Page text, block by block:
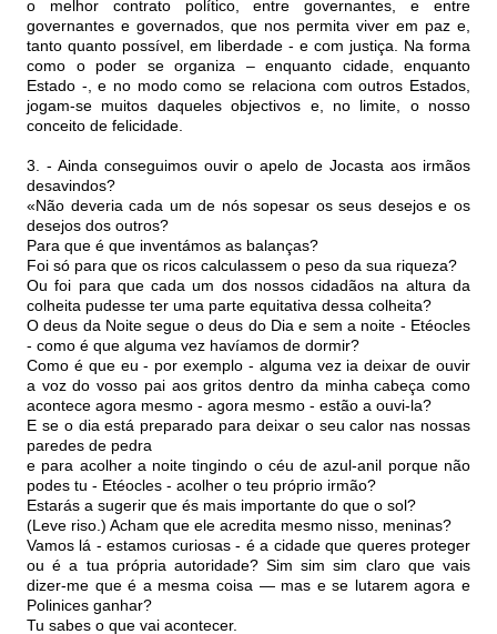
o melhor contrato político, entre governantes, e entre
governantes e governados, que nos permita viver em paz e,
tanto quanto possível, em liberdade - e com justiça. Na forma
como o poder se organiza – enquanto cidade, enquanto
Estado -, e no modo como se relaciona com outros Estados,
jogam-se muitos daqueles objectivos e, no limite, o nosso
conceito de felicidade.
3. - Ainda conseguimos ouvir o apelo de Jocasta aos irmãos
desavindos?
«Não deveria cada um de nós sopesar os seus desejos e os
desejos dos outros?
Para que é que inventámos as balanças?
Foi só para que os ricos calculassem o peso da sua riqueza?
Ou foi para que cada um dos nossos cidadãos na altura da
colheita pudesse ter uma parte equitativa dessa colheita?
O deus da Noite segue o deus do Dia e sem a noite - Etéocles
- como é que alguma vez havíamos de dormir?
Como é que eu - por exemplo - alguma vez ia deixar de ouvir
a voz do vosso pai aos gritos dentro da minha cabeça como
acontece agora mesmo - agora mesmo - estão a ouvi-la?
E se o dia está preparado para deixar o seu calor nas nossas
paredes de pedra
e para acolher a noite tingindo o céu de azul-anil porque não
podes tu - Etéocles - acolher o teu próprio irmão?
Estarás a sugerir que és mais importante do que o sol?
(Leve riso.) Acham que ele acredita mesmo nisso, meninas?
Vamos lá - estamos curiosas - é a cidade que queres proteger
ou é a tua própria autoridade? Sim sim sim claro que vais
dizer-me que é a mesma coisa — mas e se lutarem agora e
Polinices ganhar?
Tu sabes o que vai acontecer.